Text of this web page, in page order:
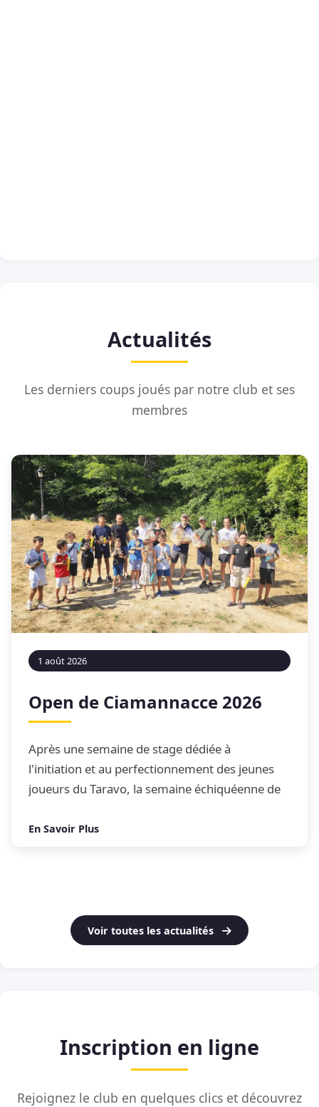
Actualités
Les derniers coups joués par notre club et ses
membres
1 août 2026
Open de Ciamannacce 2026
Après une semaine de stage dédiée à
l'initiation et au perfectionnement des jeunes
joueurs du Taravo, la semaine échiquéenne de
Open de blitz
En Savoir Plus
Voir toutes les actualités
Inscription en ligne
Rejoignez le club en quelques clics et découvrez